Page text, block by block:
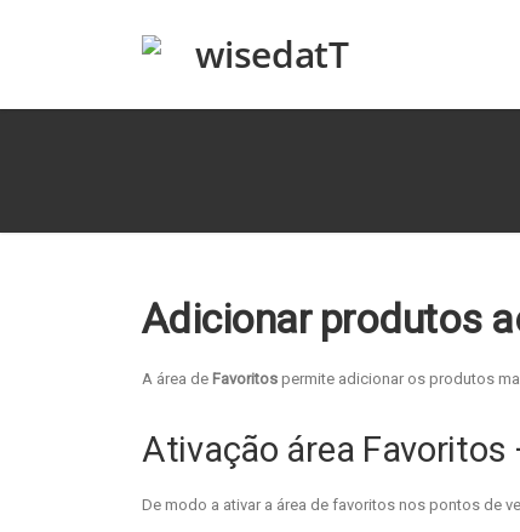
Adicionar produtos
A área de Favoritos permite adicionar os produtos
Ativação área Favoritos
De modo a ativar a área de favoritos nos pontos de